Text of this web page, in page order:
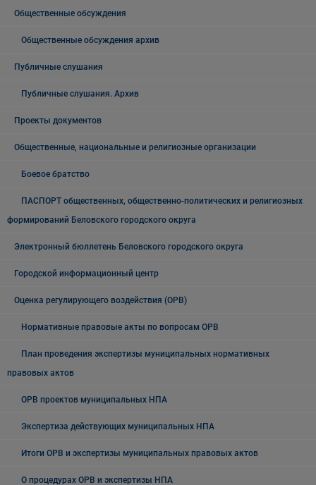
Общественные обсуждения
Общественные обсуждения архив
Публичные слушания
Публичные слушания. Архив
Проекты документов
Общественные, национальные и религиозные организации
Боевое братство
ПАСПОРТ общественных, общественно-политических и религиозных
формирований Беловского городского округа
Электронный бюллетень Беловского городского округа
Городской информационный центр
Оценка регулирующего воздействия (ОРВ)
Нормативные правовые акты по вопросам ОРВ
План проведения экспертизы муниципальных нормативных
правовых актов
ОРВ проектов муниципальных НПА
Экспертиза действующих муниципальных НПА
Итоги ОРВ и экспертизы муниципальных правовых актов
О процедурах ОРВ и экспертизы НПА